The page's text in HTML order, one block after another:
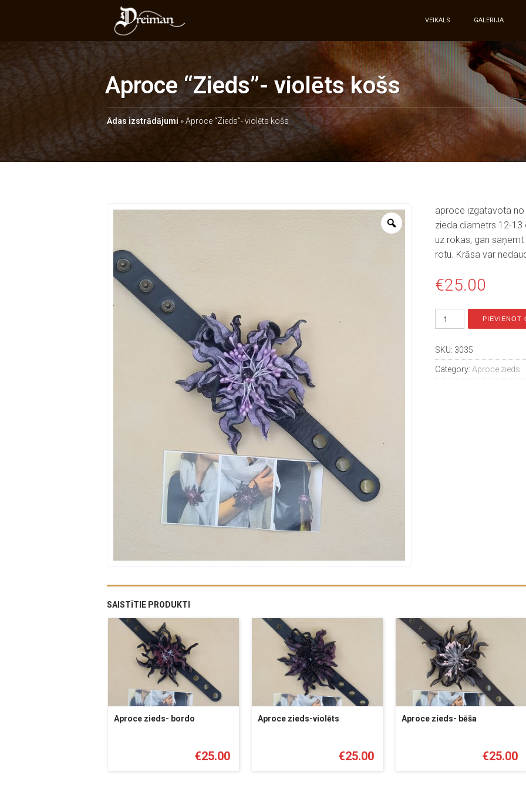
VEIKALS GALERIJA
Aproce “Zieds”- violēts košs
Ādas izstrādājumi »Aproce “Zieds”- violēts košs
aproce izgatavota
zieda diametrs 12-
uz rokas, gan
rotu. Krāsa var
€25.00
PIEVIENOT
SKU: 3035
Category: Aproce zieds
SAISTĪTIE PRODUKTI
Aproce zieds- bordo
€25.00
Aproce zieds-violēts
€25.00
Aproce zieds- bēša
€25.00